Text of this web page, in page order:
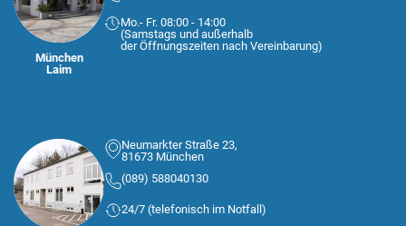
München
Laim
Mo.- Fr. 08:00 - 14:00
(Samstags und außerhalb
der Öffnungszeiten nach Vereinbarung)
Neumarkter Straße 23,
81673 München
(089) 588040130
24/7 (telefonisch im Notfall)